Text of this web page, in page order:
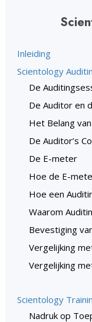
Inleiding
Scientology
De
De Auditor en
Het Belang
De Auditor’s
De E-meter
Hoe de E-
Hoe een
Waarom
Bevestiging
Vergelijking
Vergelijking
Scientology
Nadruk op